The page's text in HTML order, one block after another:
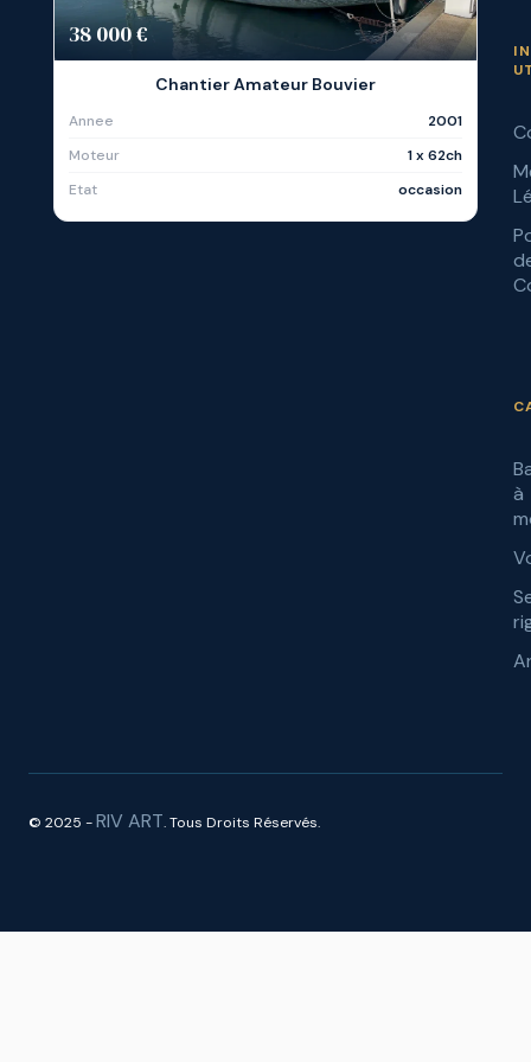
38 000 €
Chantier Amateur Bouvier
Annee
2001
Moteur
1 x 62ch
Etat
occasion
à
© 2025 -RIV ART. Tous Droits Réservés.